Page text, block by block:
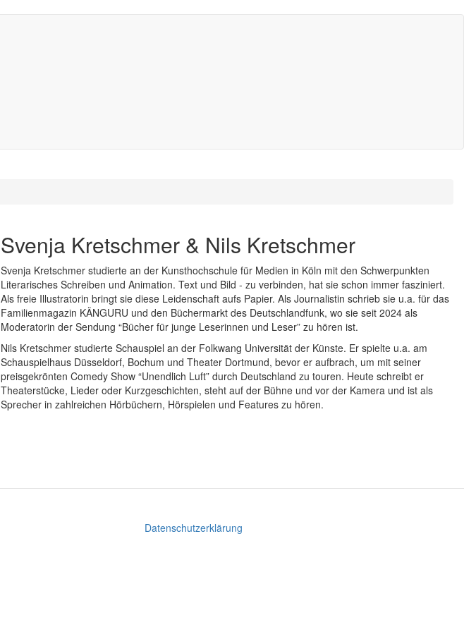
Svenja Kretschmer & Nils Kretschmer
Svenja Kretschmer studierte an der Kunsthochschule für Medien in Köln mit den Schwerpunkten
Literarisches Schreiben und Animation. Text und Bild - zu verbinden, hat sie schon immer fasziniert.
Als freie Illustratorin bringt sie diese Leidenschaft aufs Papier. Als Journalistin schrieb sie u.a. für das
Familienmagazin KÄNGURU und den Büchermarkt des Deutschlandfunk, wo sie seit 2024 als
Moderatorin der Sendung “Bücher für junge Leserinnen und Leser” zu hören ist.
Nils Kretschmer studierte Schauspiel an der Folkwang Universität der Künste. Er spielte u.a. am
Schauspielhaus Düsseldorf, Bochum und Theater Dortmund, bevor er aufbrach, um mit seiner
preisgekrönten Comedy Show “Unendlich Luft” durch Deutschland zu touren. Heute schreibt er
Theaterstücke, Lieder oder Kurzgeschichten, steht auf der Bühne und vor der Kamera und ist als
Sprecher in zahlreichen Hörbüchern, Hörspielen und Features zu hören.
Datenschutzerklärung